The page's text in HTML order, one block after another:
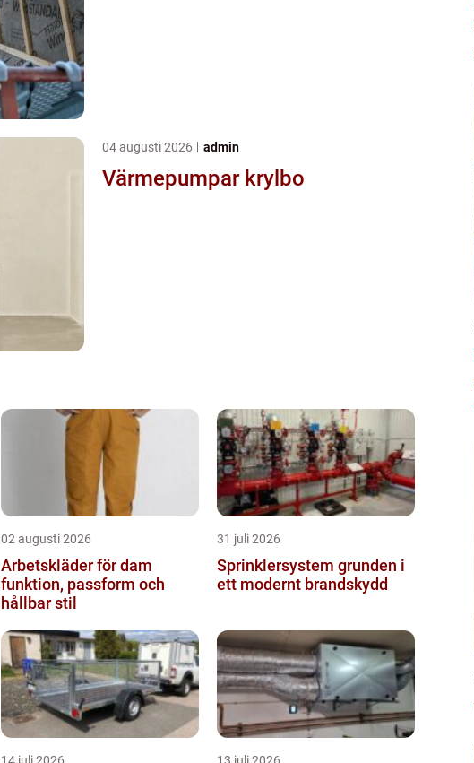
04 augusti 2026 admin
Värmepumpar krylbo
02 augusti 2026
Arbetskläder för dam
funktion, passform och
hållbar stil
31 juli 2026
Sprinklersystem grunden i
ett modernt brandskydd